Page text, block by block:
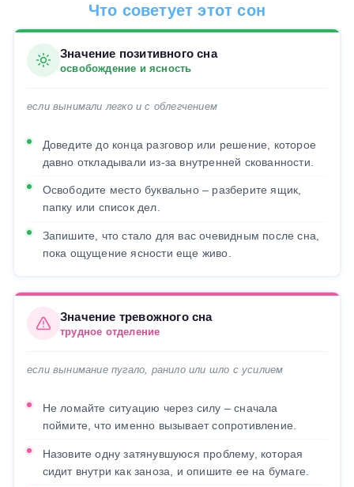
Что советует этот сон
Значение позитивного сна
освобождение и ясность
если вынимали легко и с облегчением
Доведите до конца разговор или решение, которое
давно откладывали из-за внутренней скованности.
Освободите место буквально – разберите ящик,
папку или список дел.
Запишите, что стало для вас очевидным после сна,
пока ощущение ясности еще живо.
Значение тревожного сна
трудное отделение
если вынимание пугало, ранило или шло с усилием
Не ломайте ситуацию через силу – сначала
поймите, что именно вызывает сопротивление.
Назовите одну затянувшуюся проблему, которая
сидит внутри как заноза, и опишите ее на бумаге.